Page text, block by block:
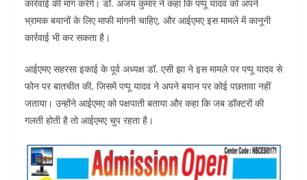
कार्रवाई की मांग करेंगे। डॉ. अजय कुमार ने कहा कि पप्पू यादव को अपने
भ्रामक बयानों के लिए माफी मांगनी चाहिए, और आईएमए इस मामले में कानूनी
कार्रवाई भी कर सकता है।
आईएमए सहरसा इकाई के पूर्व अध्यक्ष डॉ. एसी झा ने इस मामले पर पप्पू यादव से
फोन पर बातचीत की, जिसमें पप्पू यादव ने अपने बयान पर कोई पछतावा नहीं
जताया। उन्होंने आईएमए को पक्षपाती बताया और कहा कि जब डॉक्टरों की
गलती होती है तो आईएमए चुप रहता है।